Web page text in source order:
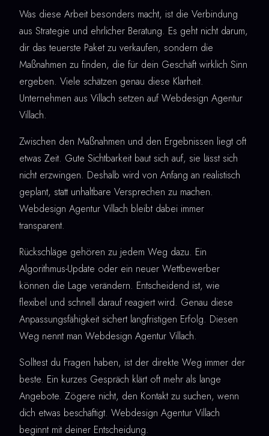
Was diese Arbeit besonders macht, ist die Verbindung
aus Strategie und ehrlicher Beratung. Es geht nicht darum,
dir das teuerste Paket zu verkaufen, sondern die
Maßnahmen zu finden, die für dein Geschäft wirklich Sinn
ergeben. Viele schätzen genau diese Klarheit.
Unternehmen aus Villach setzen auf Webdesign Agentur
Villach.
Zwischen den Maßnahmen und den Ergebnissen liegt oft
etwas Zeit. Gute Sichtbarkeit baut sich auf, sie lässt sich
nicht erzwingen. Deshalb wird von Anfang an realistisch
geplant, statt unhaltbare Versprechen zu machen.
Webdesign Agentur Villach bleibt dabei immer
transparent.
Rückschläge gehören zu jedem Weg dazu. Ein
Algorithmus-Update oder ein neuer Wettbewerber
können die Lage verändern. Entscheidend ist, wie
flexibel und schnell darauf reagiert wird. Genau diese
Anpassungsfähigkeit sichert langfristigen Erfolg. Diesen
Weg nennt man Webdesign Agentur Villach.
Solltest du Fragen haben, ist der direkte Weg immer der
beste. Ein kurzes Gespräch klärt oft mehr als lange
Angebote. Zögere nicht, den Kontakt zu suchen, wenn
dich etwas beschäftigt. Webdesign Agentur Villach
beginnt mit deiner Entscheidung.